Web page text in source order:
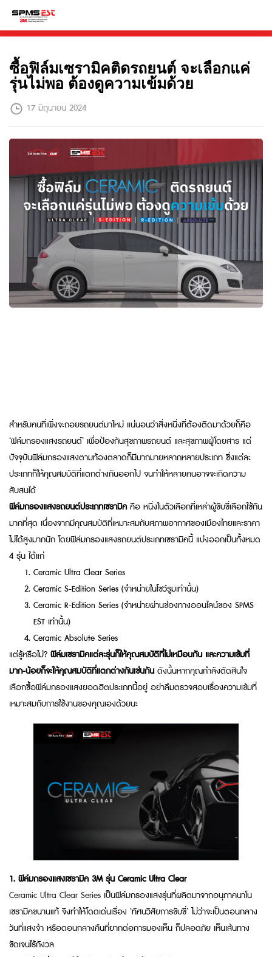
ซื้อฟิล์มเซรามิคติดรถยนต์ จะเลือกแค่
รุ่นไม่พอ ต้องดูความเข้มด้วย
17 มิถุนายน 2024
สำหรับคนที่เพิ่งจะถอยรถยนต์มาใหม่ แน่นอนว่าสิ่งหนึ่งที่ต้องติดมาด้วยก็คือ
‘ฟิล์มกรองแสงรถยนต์’ เพื่อป้องกันสุขภาพรถยนต์ และสุขภาพผู้โดยสาร แต่
ปัจจุบันฟิล์มกรองแสงตามท้องตลาดก็มีมากมายหลากหลายประเภท ซึ่งแต่ละ
ประเภทก็ให้คุณสมบัติที่แตกต่างกันออกไป จนทำให้หลายคนอาจจะเกิดความ
สับสนได้
ฟิล์มกรองแสงรถยนต์ประเภทเซรามิคคือ หนึ่งในตัวเลือกที่เหล่าผู้ขับขี่เลือกใช้กัน
มากที่สุด เนื่องจากมีคุณสมบัติที่เหมาะสมกับสภาพอากาศของเมืองไทยและราคา
ไม่ได้สูงมากนัก โดยฟิล์มกรองแสงรถยนต์ประเภทเซรามิคนี้ แบ่งออกเป็นทั้งหมด
4 รุ่น ได้แก่
Ceramic Ultra Clear Series
Ceramic S-Edition Series (จำหน่ายในโชว์รูมเท่านั้น)
Ceramic R-Edition Series (จำหน่ายผ่านช่องทางออนไลน์ของ SPMS
EST เท่านั้น)
Ceramic Absolute Series
แต่รู้หรือไม่? ฟิล์มเซรามิคแต่ละรุ่นก็ให้คุณสมบัติที่ไม่เหมือนกัน และความเข้มที่
มาก-น้อยก็จะให้คุณสมบัติที่แตกต่างกันเช่นกันดังนั้นหากคุณกำลังตัดสินใจ
เลือกซื้อฟิล์มกรองแสงยอดฮิตประเภทนี้อยู่ อย่าลืมตรวจสอบเรื่องความเข้มที่
เหมาะสมกับการใช้งานของคุณเองด้วยนะ
1. ฟิล์มกรองแสงเซรามิค 3M รุ่น Ceramic Ultra Clear
Ceramic Ultra Clear Series เป็นฟิล์มกรองแสงรุ่นที่ผลิตมาจากอนุภาคนาโน
เซรามิคขนานแท้ จึงทำให้โดดเด่นเรื่อง ‘ทัศนวิสัยการขับขี่’ ไม่ว่าจะเป็นตอนกลาง
วันที่แสงจ้า หรือตอนกลางคืนที่ยากต่อการมองเห็น ก็ปลอดภัย เห็นเส้นทาง
ชัดเจนไร้กังวล